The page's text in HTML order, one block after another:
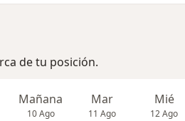
de tu posición.
Mañana
10 Ago
Mar
11 Ago
Mié
12 Ago